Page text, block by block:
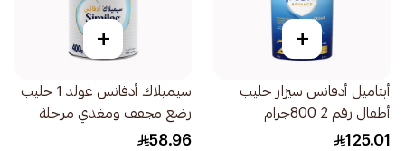
+
أبتاميل أدفانس سيزار حليب
أطفال رقم 2 800جرام
125.01
+
سيميلاك أدفانس غولد 1 حليب
رضع مجفف ومغذي مرحلة
اولى 400جرام
58.96